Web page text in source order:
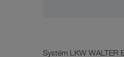
Systém LKW WALTER